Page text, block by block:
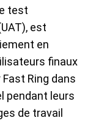
test
est
en
finaux
Ring dans
pendant leurs
de travail